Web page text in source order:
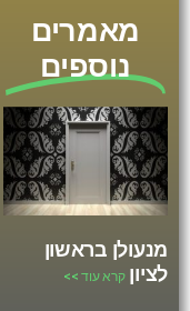
מאמרים
נוספים
מנעולן בראשון
לציוןקרא עוד >>